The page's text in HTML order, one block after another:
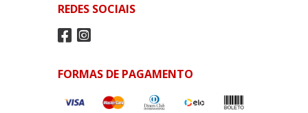
REDES SOCIAIS
FORMAS DE PAGAMENTO